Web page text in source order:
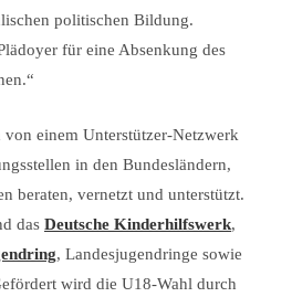
politischen Bildung.
für eine Absenkung des
einem Unterstützer-Netzwerk
in den Bundesländern,
beraten, vernetzt und unterstützt.
das Deutsche Kinderhilfswerk,
, Landesjugendringe sowie
wird die U18-Wahl durch